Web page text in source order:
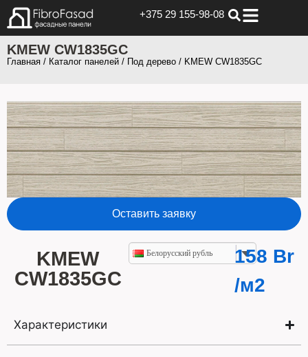
+375 29 155-98-08
KMEW CW1835GC
Главная / Каталог панелей / Под дерево / KMEW CW1835GC
Оставить заявку
KMEW
CW1835GC
Белорусский рубль 158 Br
/м2
Характеристики